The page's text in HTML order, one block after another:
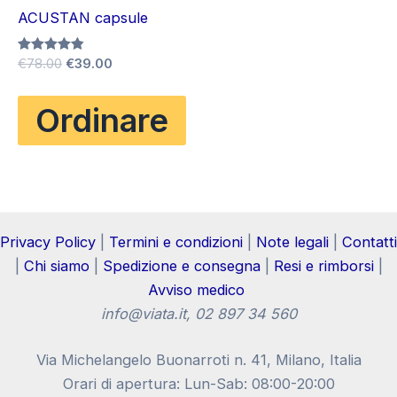
ACUSTAN capsule
Valutato
€78.00 Il
originale
era:
€78.00.
€39.00
attuale
è:
€39.00.
Ordinare
Privacy Policy Termini e condizioni Note legali
Contatti
Chi siamo| Spedizione e consegna| Resi e rimborsi|
Avviso medico
info@viata.it, 02 897 34 560
Via Michelangelo Buonarroti n. 41, Milano, Italia
Orari di apertura: Lun-Sab: 08:00-20:00